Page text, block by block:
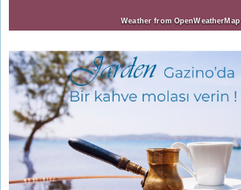
Weather from OpenWeatherMap